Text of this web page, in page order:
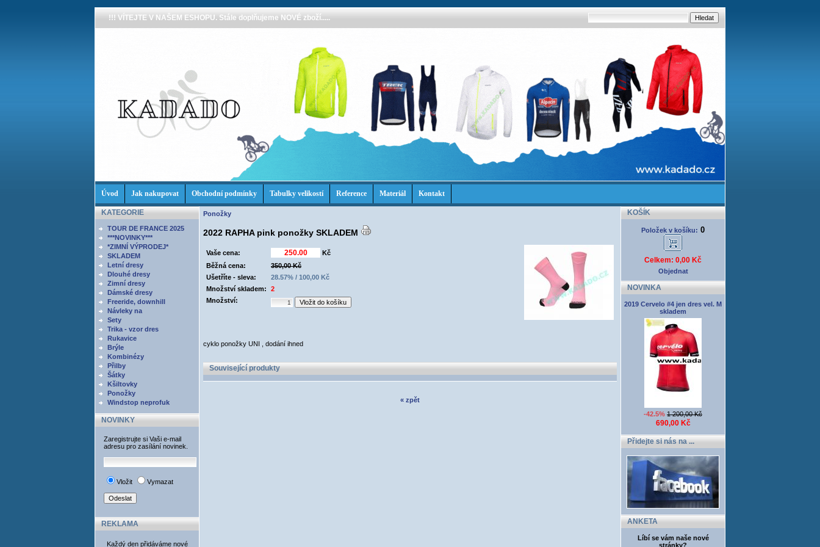
!!! VÍTEJTE V NAŠEM ESHOPU. Stále doplňujeme NOVÉ zboží.....
Úvod Jak nakupovat Obchodní podmínky Tabulky velikostí Reference Materiál Kontakt
KATEGORIE
TOUR DE FRANCE 2025
***NOVINKY***
*ZIMNÍ VÝPRODEJ*
SKLADEM
Letní dresy
Dlouhé dresy
Zimní dresy
Dámské dresy
Freeride, downhill
Návleky na
Sety
Trika - vzor dres
Rukavice
Brýle
Kombinézy
Přilby
Šátky
Kšiltovky
Ponožky
Windstop neprofuk
NOVINKY
Zaregistrujte si Vaši e-mail
adresu pro zasílání novinek.
Vložit Vymazat
REKLAMA
Každý den přidáváme nové
Ponožky
2022 RAPHA pink ponožky SKLADEM
Vaše cena:
Kč
Běžná cena:
350,00 Kč
Ušetříte - sleva:
28.57% / 100,00 Kč
Množství skladem:
2
Množství:
cyklo ponožky UNI , dodání ihned
Související produkty
« zpět
KOŠÍK
Položek v košíku: 0
Celkem: 0,00 Kč
Objednat
NOVINKA
2019 Cervelo #4 jen dres vel. M
skladem
-42.5% 1 200,00 Kč
690,00 Kč
Přidejte si nás na ...
ANKETA
Líbí se vám naše nové
stránky?